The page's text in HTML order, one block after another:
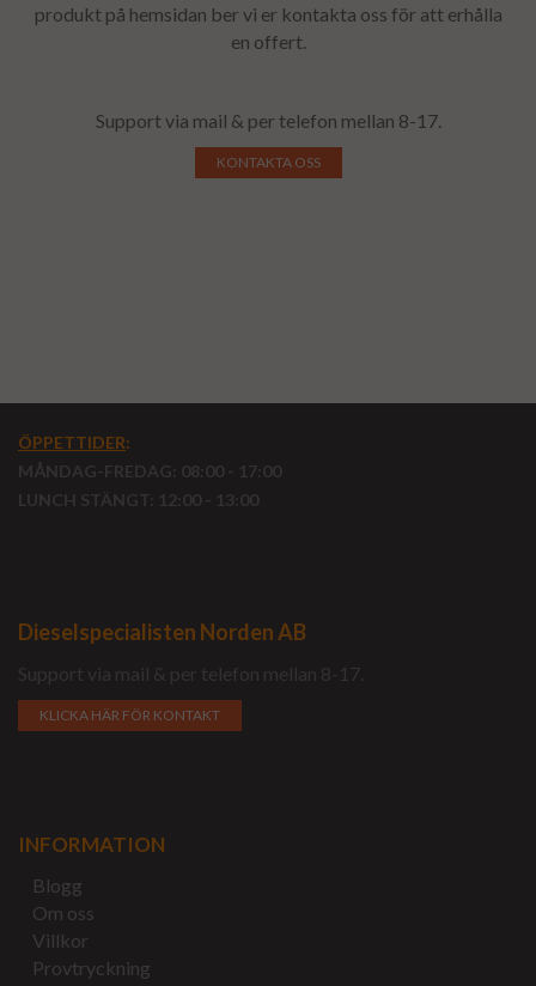
produkt på hemsidan ber vi er kontakta oss för att erhålla
en offert.
Support via mail & per telefon mellan 8-17.
KONTAKTA OSS
ÖPPETTIDER:
MÅNDAG-FREDAG: 08:00 - 17:00
LUNCH STÄNGT: 12:00 - 13:00
Dieselspecialisten Norden AB
Support via mail & per telefon mellan 8-17.
KLICKA HÄR FÖR KONTAKT
INFORMATION
Blogg
Om oss
Villkor
Provtryckning